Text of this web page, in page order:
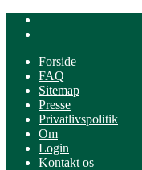
Forside
FAQ
Sitemap
Presse
Privatlivspolitik
Om
Login
Kontakt os